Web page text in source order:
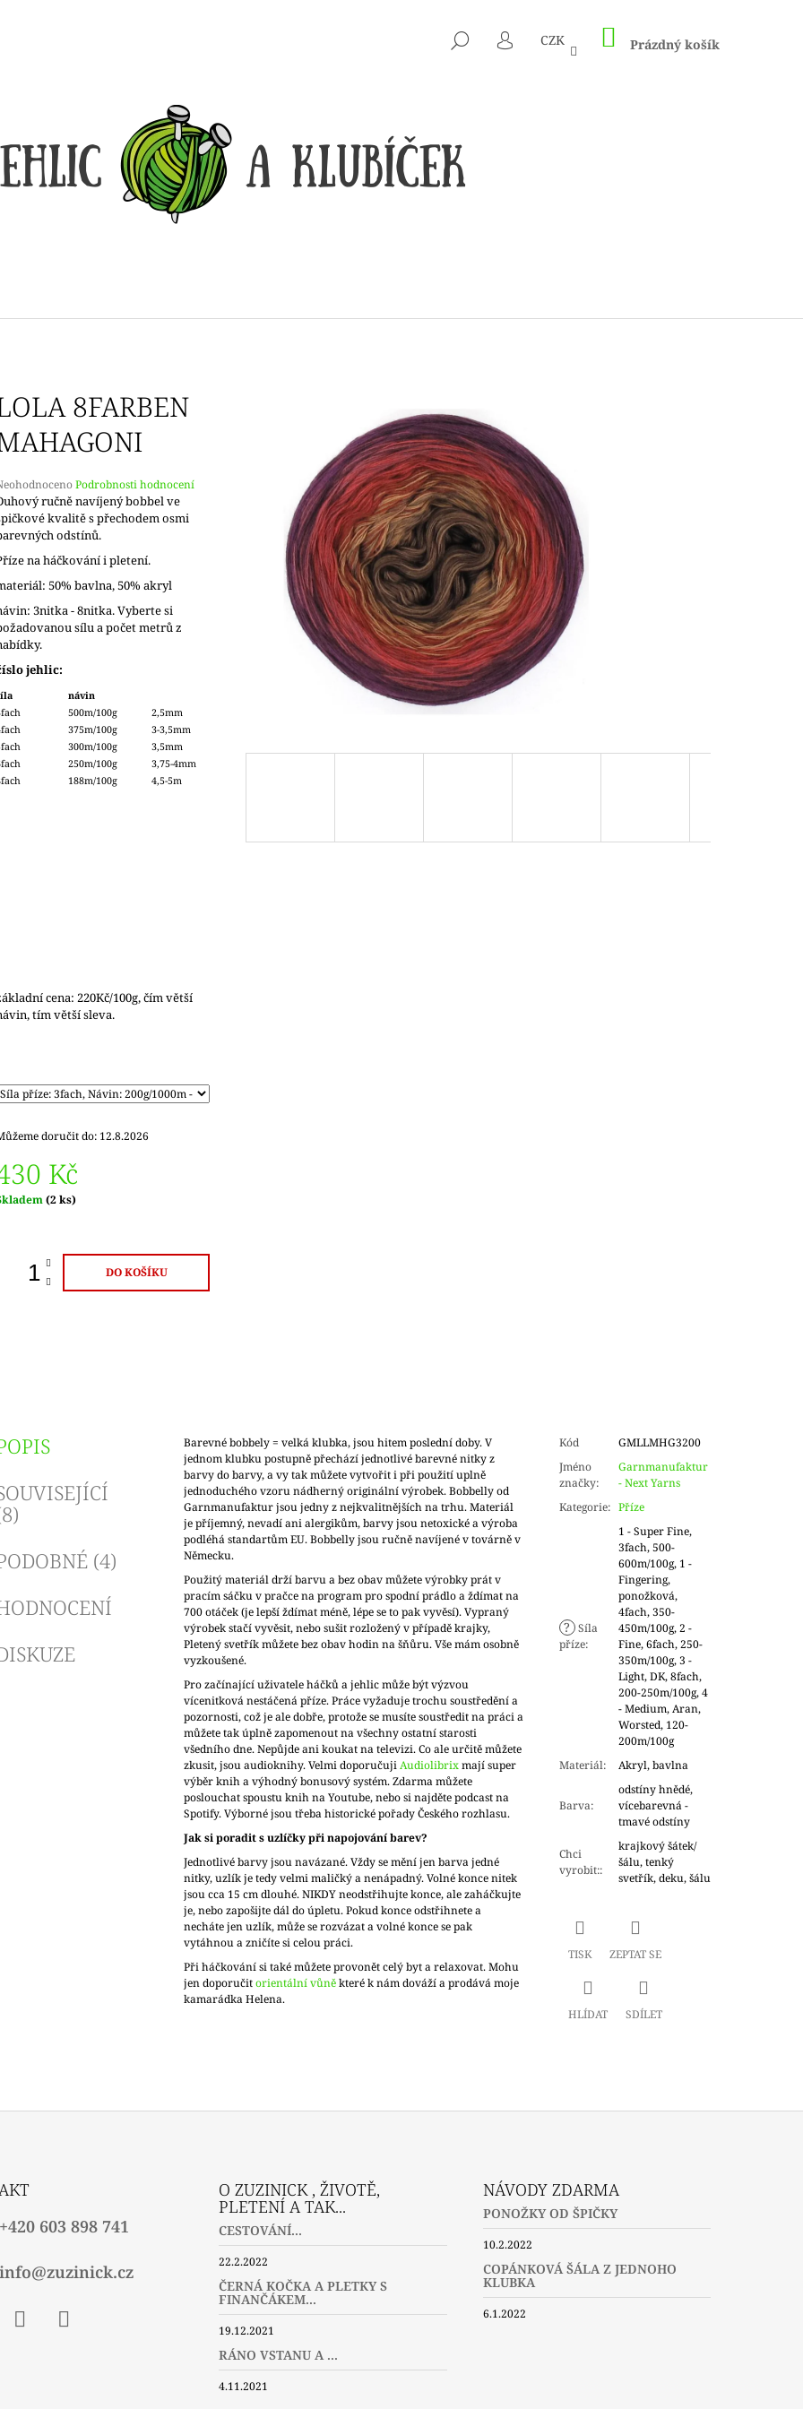
HLEDAT
PŘIHLÁŠENÍ
CZK NÁKUPNÍ
KOŠÍK
Prázdný košík
8FARBEN
Podrobnosti hodnocení
ručně navíjený bobbel ve
kvalitě s přechodem osmi
odstínů.
na háčkování i pletení.
50% bavlna, 50% akryl
3nitka - 8nitka. Vyberte si
sílu a počet metrů z
jehlic:
návin
500m/100g
2,5mm
375m/100g
3-3,5mm
300m/100g
3,5mm
250m/100g
3,75-4mm
188m/100g 4,5-5m
cena: 220Kč/100g, čím větší
tím větší sleva.
doručit do: 12.8.2026
Kč
(2 ks)
DO KOŠÍKU
(4)
Barevné bobbely = velká klubka, jsou hitem poslední doby. V
jednom klubku postupně přechází jednotlivé barevné nitky z
barvy do barvy, a vy tak můžete vytvořit i při použití uplně
jednoduchého vzoru nádherný originální výrobek. Bobbelly od
Garnmanufaktur jsou jedny z nejkvalitnějších na trhu. Materiál
je příjemný, nevadí ani alergikům, barvy jsou netoxické a výroba
podléhá standartům EU. Bobbelly jsou ručně navíjené v továrně v
Německu.
Použitý materiál drží barvu a bez obav můžete výrobky prát v
pracím sáčku v pračce na program pro spodní prádlo a ždímat na
700 otáček (je lepší ždímat méně, lépe se to pak vyvěsí). Vypraný
výrobek stačí vyvěsit, nebo sušit rozložený v případě krajky,
Pletený svetřík můžete bez obav hodin na šňůru. Vše mám osobně
vyzkoušené.
Pro začínající uživatele háčků a jehlic může být výzvou
vícenitková nestáčená příze. Práce vyžaduje trochu soustředění a
pozornosti, což je ale dobře, protože se musíte soustředit na práci a
můžete tak úplně zapomenout na všechny ostatní starosti
všedního dne. Nepůjde ani koukat na televizi. Co ale určitě můžete
zkusit, jsou audioknihy. Velmi doporučujiAudiolibrixmají super
výběr knih a výhodný bonusový systém. Zdarma můžete
poslouchat spoustu knih na Youtube, nebo si najděte podcast na
Spotify. Výborné jsou třeba historické pořady Českého rozhlasu.
Jak si poradit s uzlíčky při napojování barev?
Jednotlivé barvy jsou navázané. Vždy se mění jen barva jedné
nitky, uzlík je tedy velmi maličký a nenápadný. Volné konce nitek
jsou cca 15 cm dlouhé. NIKDY neodstřihujte konce, ale zaháčkujte
je, nebo zapošijte dál do úpletu. Pokud konce odstřihnete a
necháte jen uzlík, může se rozvázat a volné konce se pak
vytáhnou a zničíte si celou práci.
Při háčkování si také můžete provonět celý byt a relaxovat. Mohu
jen doporučitorientální vůněkteré k nám dováží a prodává moje
kamarádka Helena.
Kód
GMLLMHG3200
Jméno
značky:
Garnmanufaktur
- Next Yarns
Kategorie: Příze
? Síla
příze:
1 - Super Fine,
3fach, 500-
600m/100g, 1 -
Fingering,
ponožková,
4fach, 350-
450m/100g, 2 -
Fine, 6fach, 250-
350m/100g, 3 -
Light, DK, 8fach,
200-250m/100g, 4
- Medium, Aran,
Worsted, 120-
200m/100g
Materiál: Akryl, bavlna
Barva:
odstíny hnědé,
vícebarevná -
tmavé odstíny
Chci
vyrobit::
krajkový šátek/
šálu, tenký
svetřík, deku, šálu
TISK ZEPTAT SE
HLÍDAT SDÍLET
CO POTŘEBUJETE NAJÍT?
HLEDAT
Kč
+420 603 898 741
info@zuzinick.cz
O ZUZINICK , ŽIVOTĚ,
PLETENÍ A TAK...
CESTOVÁNÍ...
22.2.2022
ČERNÁ KOČKA A PLETKY S
FINANČÁKEM...
19.12.2021
RÁNO VSTANU A ...
4.11.2021
NÁVODY ZDARMA
PONOŽKY OD ŠPIČKY
10.2.2022
COPÁNKOVÁ ŠÁLA Z JEDNOHO
KLUBKA
6.1.2022